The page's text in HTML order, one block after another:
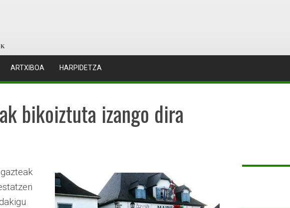
ARTXIBOA HARPIDETZA
bikoiztuta izango dira